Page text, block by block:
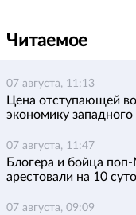
Читаемое
07 августа, 11:13
Цена отступающей
экономику западного
07 августа, 11:47
Блогера и бойца
арестовали на 10
07 августа, 09:09